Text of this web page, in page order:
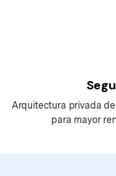
Arquitectura privada
para mayor